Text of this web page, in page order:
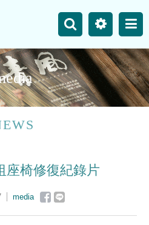
Site Map
edia
座椅修復紀錄片
media